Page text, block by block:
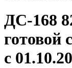
ДС-168
готовой
с